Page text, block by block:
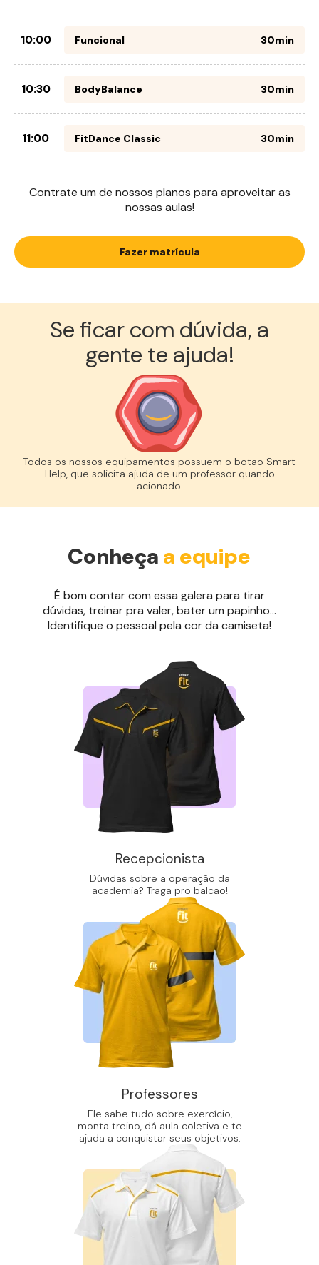
10:00 Funcional 30min
10:30 BodyBalance 30min
11:00 FitDance Classic 30min
Contrate um de nossos planos para aproveitar as
nossas aulas!
Fazer matrícula
Se ficar com dúvida, a
gente te ajuda!︎
Todos os nossos equipamentos possuem o botão Smart
Help, que solicita ajuda de um professor quando
acionado.
Conheça a equipe
É bom contar com essa galera para tirar
dúvidas, treinar pra valer, bater um papinho...
Identifique o pessoal pela cor da camiseta!
Recepcionista
Dúvidas sobre a operação da
academia? Traga pro balcão!
Professores
Ele sabe tudo sobre exercício,
monta treino, dá aula coletiva e te
ajuda a conquistar seus objetivos.